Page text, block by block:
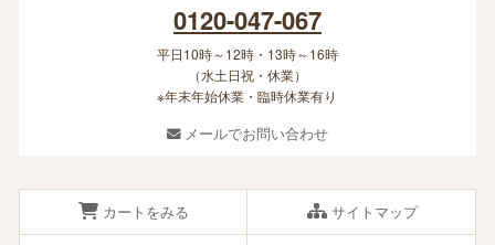
0120-047-067
平日10時～12時・13時～16時
（水土日祝・休業）
※年末年始休業・臨時休業有り
メールでお問い合わせ
カートをみる サイトマップ